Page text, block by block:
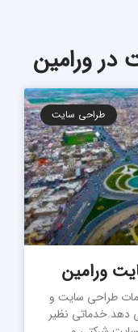
ورامین
طراحی سایت
ورامین
طراحی سایت و
دهد.خدماتی نظیر